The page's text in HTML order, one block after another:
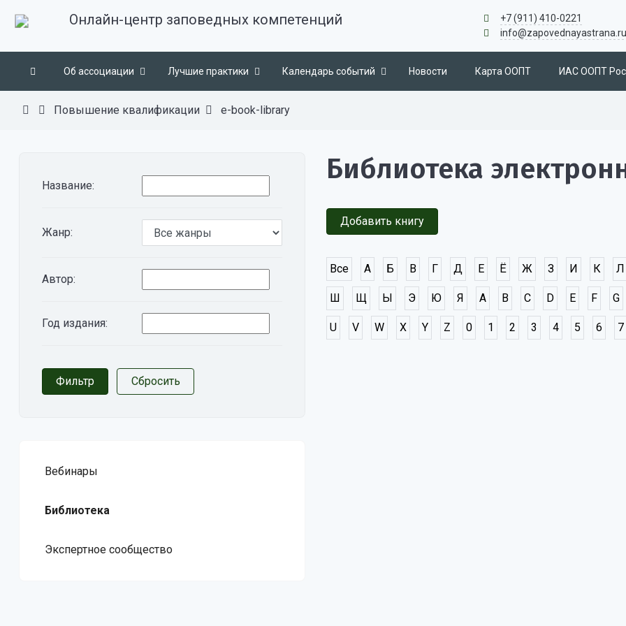
Онлайн-центр заповедных компетенций
+7 (911) 410-0221
info@zapovednayastrana.ru
Об ассоциации Лучшие практики Календарь событий Новости Карта ООПТ ИАС ООПТ
Повышение квалификации e-book-library
Название:
Жанр:
Автор:
Год издания:
Вебинары
Библиотека
Экспертное сообщество
Библиотека
Добавить книгу
Все А Б В Г Д Е Ё Ж З И К Л
Ш Щ Ы Э Ю Я A B C D E F G
U V W X Y Z 0 1 2 3 4 5 6 7